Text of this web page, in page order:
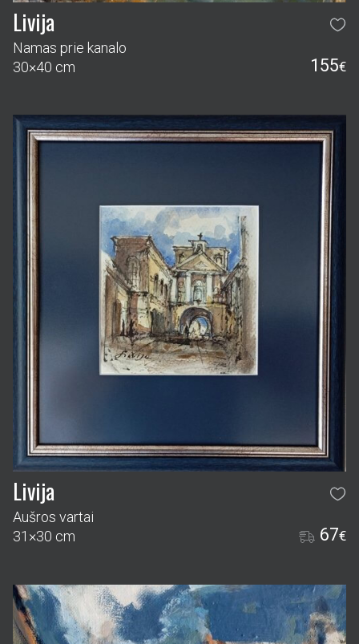
Livija
Namas prie kanalo
30×40 cm
155€
Livija
Aušros vartai
31×30 cm
67€